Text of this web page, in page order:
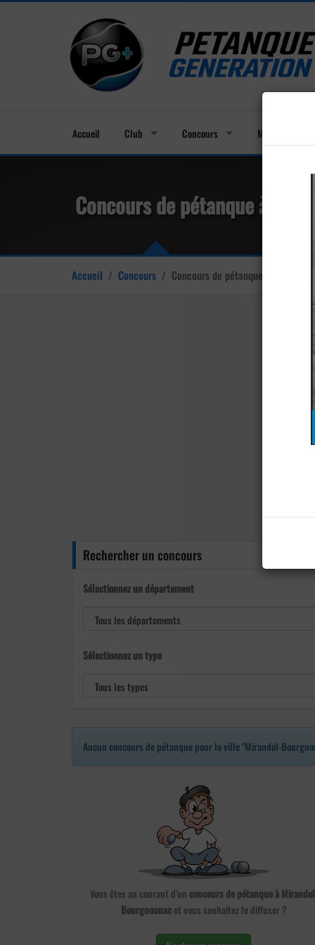
Accueil Club Concours Membres
Concours de pétanque à
Accueil / Concours / Concours de pétanque à
Rechercher un concours
Sélectionnez un département
Sélectionnez un type
Aucun concours de pétanque pour la ville "Mirandol-
Vous êtes au courant d'un concours de pétanque à
Bourgnounacet vous souhaitez le diffuser ?